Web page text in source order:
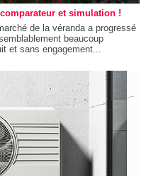
et simulation !
de la véranda a progressé
beaucoup
et sans engagement...